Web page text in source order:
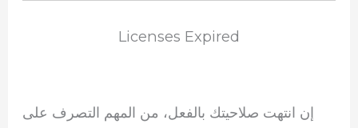
Licenses Expired
إن انتهت صلاحيتك بالفعل، من المهم التصرف على